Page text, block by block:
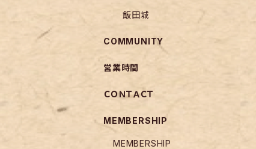
飯田城
COMMUNITY
営業時間
ＣＯＮＴＡＣＴ
MEMBERSHIP
MEMBERSHIP